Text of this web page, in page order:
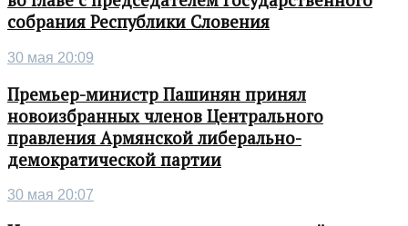
собрания Республики Словения
30 мая 20:09
Премьер-министр Пашинян принял
новоизбранных членов Центрального
правления Армянской либерально-
демократической партии
30 мая 20:07